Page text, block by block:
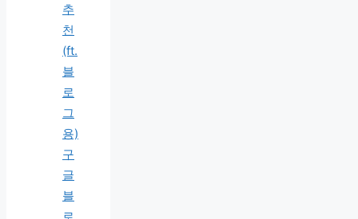
추
천
(ft.
블
로
그
용)
구
글
블